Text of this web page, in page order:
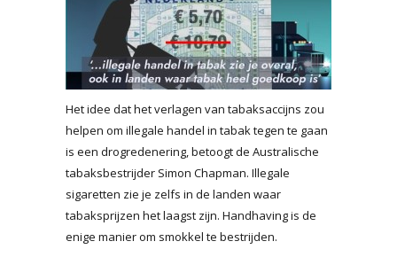
Het idee dat het verlagen van tabaksaccijns zou
helpen om illegale handel in tabak tegen te gaan
is een drogredenering, betoogt de Australische
tabaksbestrijder Simon Chapman. Illegale
sigaretten zie je zelfs in de landen waar
tabaksprijzen het laagst zijn. Handhaving is de
enige manier om smokkel te bestrijden.